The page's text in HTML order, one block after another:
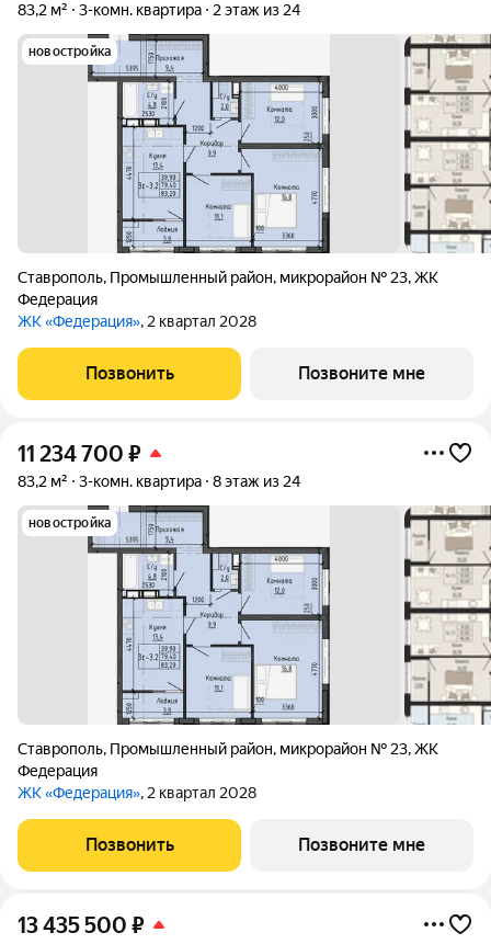
83,2 м² 3-комн. квартира 2 этаж из 24
новостройка
Ставрополь, Промышленный район, микрорайон № 23,ЖК
Федерация
ЖК «Федерация», 2 квартал 2028
Позвонить Позвоните мне
11 234 700 ₽
83,2 м² 3-комн. квартира 8 этаж из 24
новостройка
Ставрополь, Промышленный район, микрорайон № 23,ЖК
Федерация
ЖК «Федерация», 2 квартал 2028
Позвонить Позвоните мне
13 435 500 ₽